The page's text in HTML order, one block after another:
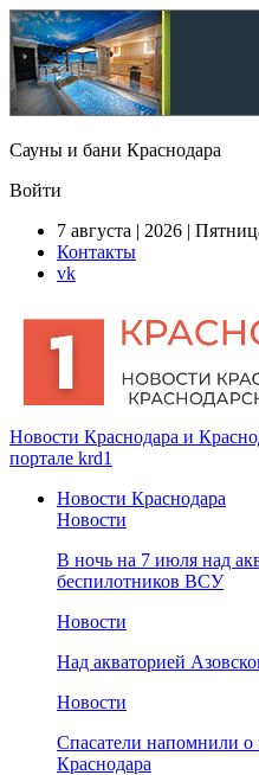
Сауны и бани Краснодара
Войти
7 августа | 2026 |
Контакты
vk
Новости Краснодара и
портале krd1
Новости Краснодара
Новости
В ночь на 7 июля над
беспилотников ВСУ
Новости
Над акваторией
Новости
Спасатели напомнили о
Краснодара